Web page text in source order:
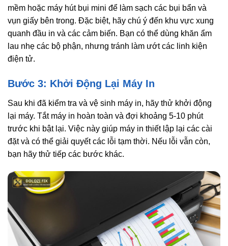
mềm hoặc máy hút bụi mini để làm sạch các bụi bẩn và
vụn giấy bên trong. Đặc biệt, hãy chú ý đến khu vực xung
quanh đầu in và các cảm biến. Bạn có thể dùng khăn ẩm
lau nhẹ các bộ phận, nhưng tránh làm ướt các linh kiện
điện tử.
Bước 3: Khởi Động Lại Máy In
Sau khi đã kiểm tra và vệ sinh máy in, hãy thử khởi động
lại máy. Tắt máy in hoàn toàn và đợi khoảng 5-10 phút
trước khi bật lại. Việc này giúp máy in thiết lập lại các cài
đặt và có thể giải quyết các lỗi tạm thời. Nếu lỗi vẫn còn,
bạn hãy thử tiếp các bước khác.